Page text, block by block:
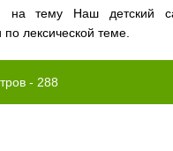
на тему Наш детский
по лексической теме.
- 288